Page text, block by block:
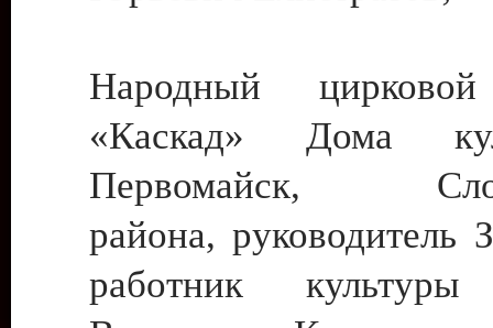
Народный цирковой
«Каскад» Дома
Первомайск,
района, руководитель
работник культуры